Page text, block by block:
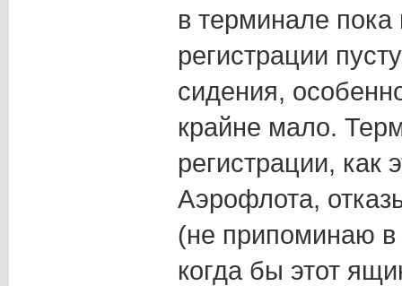
в терминале пока
регистрации
сидения,
крайне мало.
регистрации, как
Аэрофлота,
(не припоминаю в
когда бы этот